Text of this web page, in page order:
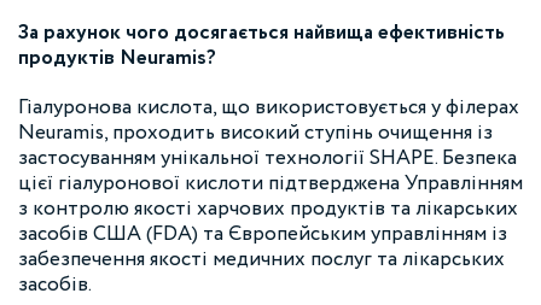
За рахунок чого досягається найвища ефективність
продуктів Neuramis?
Гіалуронова кислота, що використовується у філерах
Neuramis, проходить високий ступінь очищення із
застосуванням унікальної технології SHAPE. Безпека
цієї гіалуронової кислоти підтверджена Управлінням
з контролю якості харчових продуктів та лікарських
засобів США (FDA) та Європейським управлінням із
забезпечення якості медичних послуг та лікарських
засобів.